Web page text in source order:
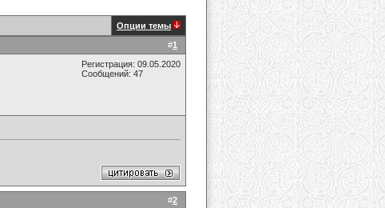
Опции темы
#1
Регистрация: 09.05.2020
Сообщений: 47
#2